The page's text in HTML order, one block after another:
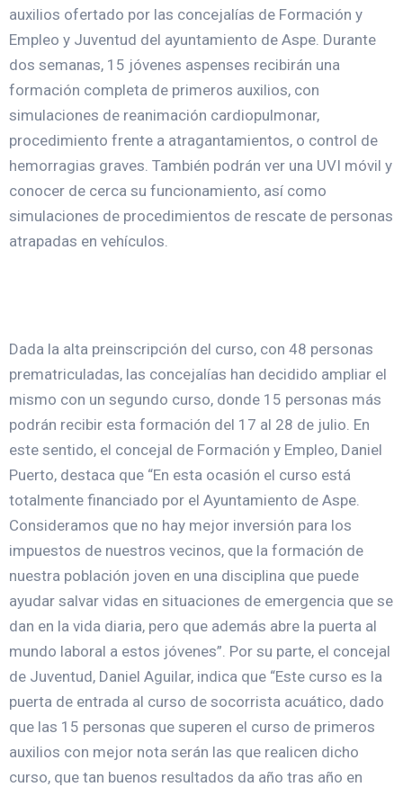
auxilios ofertado por las concejalías de Formación y
Empleo y Juventud del ayuntamiento de Aspe. Durante
dos semanas, 15 jóvenes aspenses recibirán una
formación completa de primeros auxilios, con
simulaciones de reanimación cardiopulmonar,
procedimiento frente a atragantamientos, o control de
hemorragias graves. También podrán ver una UVI móvil y
conocer de cerca su funcionamiento, así como
simulaciones de procedimientos de rescate de personas
atrapadas en vehículos.
Dada la alta preinscripción del curso, con 48 personas
prematriculadas, las concejalías han decidido ampliar el
mismo con un segundo curso, donde 15 personas más
podrán recibir esta formación del 17 al 28 de julio. En
este sentido, el concejal de Formación y Empleo, Daniel
Puerto, destaca que “En esta ocasión el curso está
totalmente financiado por el Ayuntamiento de Aspe.
Consideramos que no hay mejor inversión para los
impuestos de nuestros vecinos, que la formación de
nuestra población joven en una disciplina que puede
ayudar salvar vidas en situaciones de emergencia que se
dan en la vida diaria, pero que además abre la puerta al
mundo laboral a estos jóvenes”. Por su parte, el concejal
de Juventud, Daniel Aguilar, indica que “Este curso es la
puerta de entrada al curso de socorrista acuático, dado
que las 15 personas que superen el curso de primeros
auxilios con mejor nota serán las que realicen dicho
curso, que tan buenos resultados da año tras año en